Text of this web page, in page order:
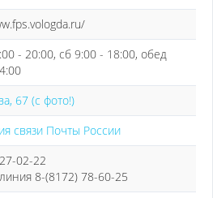
- 20:00, сб 9:00 - 18:00, обед
67 (с фото!)
связи Почты России
02-22
8-(8172) 78-60-25